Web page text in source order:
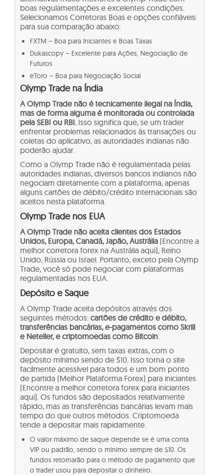
boas regulamentações e excelentes condições.
Selecionamos Corretoras Boas e opções confiáveis
para sua comparação abaixo:
FXTM – Boa para Iniciantes e Boas Taxas
Dukascopy – Excelente para Ações, Negociação de
Futuros
eToro – Boa para Negociação Social
Olymp Trade na Índia
A Olymp Trade não é tecnicamente ilegal na Índia,
mas de forma alguma é monitorada ou controlada
pela SEBI ou RBI. Isso significa que, se um trader
enfrentar problemas relacionados às transações ou
coletas do aplicativo, as autoridades indianas não
poderão ajudar.
Como a Olymp Trade não é regulamentada pelas
autoridades indianas, diversos bancos indianos não
negociam diretamente com a plataforma, apenas
alguns cartões de débito/crédito internacionais são
aceitos nesta plataforma.
Olymp Trade nos EUA
A Olymp Trade não aceita clientes dos Estados
Unidos, Europa, Canadá, Japão, Austrália (Encontre a
melhor corretora forex na Austrália aqui), Reino
Unido, Rússia ou Israel. Portanto, exceto pela Olymp
Trade, você só pode negociar com plataformas
regulamentadas nos EUA.
Depósito e Saque
A Olymp Trade aceita depósitos através dos
seguintes métodos: cartões de crédito e débito,
transferências bancárias, e-pagamentos como Skrill
e Neteller, e criptomoedas como Bitcoin
Depositar é gratuito, sem taxas extras, com o
depósito mínimo sendo de $10. Isso torna o site
facilmente acessível para todos e um bom ponto
de partida (Melhor Plataforma Forex) para iniciantes
(Encontre a melhor corretora forex para iniciantes
aqui). Os fundos são depositados relativamente
rápido, mas as transferências bancárias levam mais
tempo do que outros métodos. Criptomoeda
tende a depositar mais rapidamente.
O valor máximo de saque depende se é uma conta
VIP ou padrão, sendo o mínimo sempre de $10. Os
fundos retornarão para o método de pagamento que
o trader usou para depositar o dinheiro.